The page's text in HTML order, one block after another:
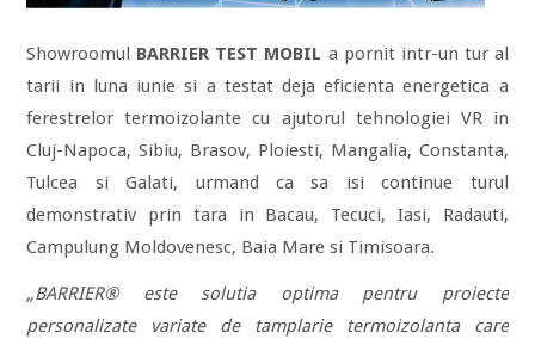
Showroomul BARRIER TEST MOBIL a pornit intr-un tur al
tarii in luna iunie si a testat deja eficienta energetica a
ferestrelor termoizolante cu ajutorul tehnologiei VR in
Cluj-Napoca, Sibiu, Brasov, Ploiesti, Mangalia, Constanta,
Tulcea si Galati, urmand ca sa isi continue turul
demonstrativ prin tara in Bacau, Tecuci, Iasi, Radauti,
Campulung Moldovenesc, Baia Mare si Timisoara.
„BARRIER® este solutia optima pentru proiecte
personalizate variate de tamplarie termoizolanta care